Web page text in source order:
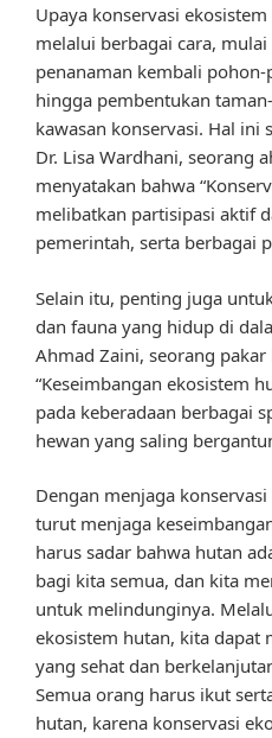
Upaya konservasi
melalui berbagai cara,
penanaman kembali
hingga pembentukan
kawasan konservasi. Hal ini
Dr. Lisa Wardhani, seorang
menyatakan bahwa
melibatkan partisipasi aktif
pemerintah, serta berbagai
Selain itu, penting juga
dan fauna yang hidup di
Ahmad Zaini, seorang
“Keseimbangan ekosistem
pada keberadaan berbagai
hewan yang saling
Dengan menjaga
turut menjaga
harus sadar bahwa hutan
bagi kita semua, dan kita
untuk melindunginya.
ekosistem hutan, kita dapat
yang sehat dan
Semua orang harus ikut
hutan, karena konservasi